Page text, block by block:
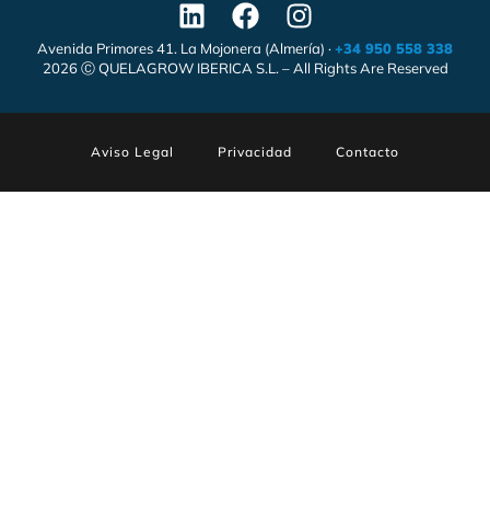
Avenida Primores 41. La Mojonera (Almería) ·+34 950 558 338
2026 Ⓒ QUELAGROW IBERICA S.L. – All Rights Are Reserved
Aviso Legal Privacidad Contacto